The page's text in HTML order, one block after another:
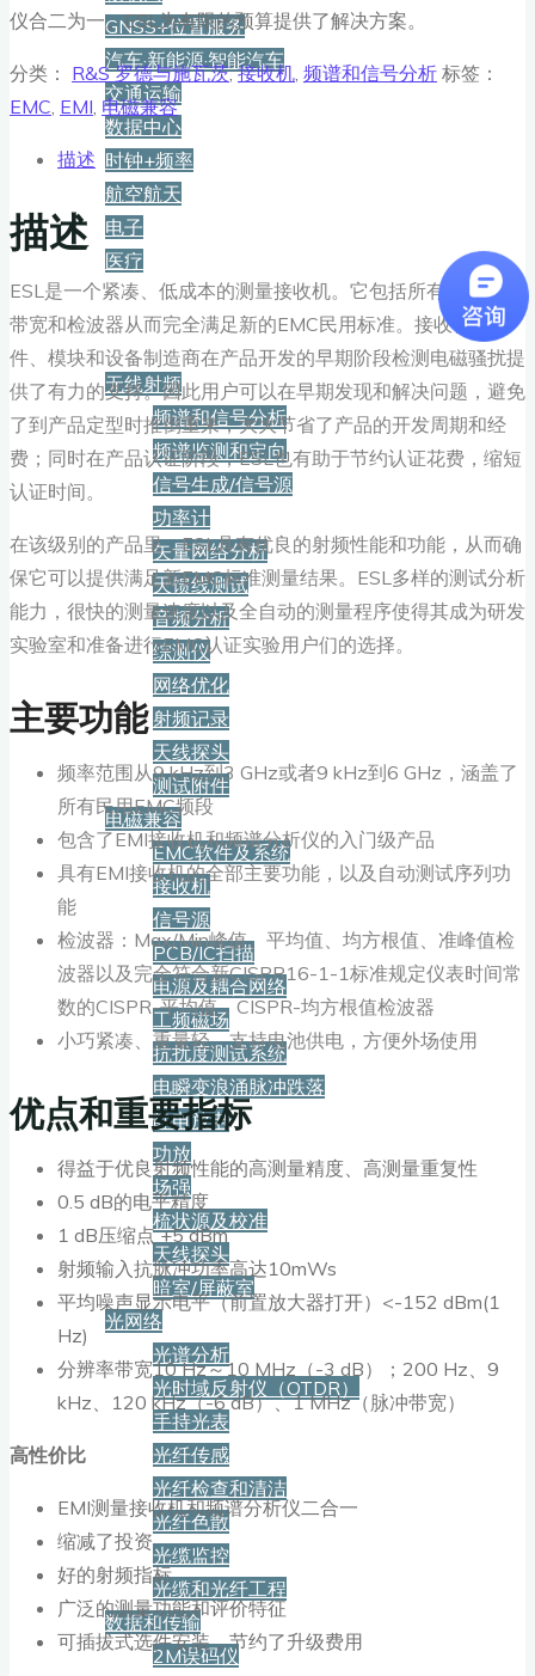
GNSS+位置服务
汽车·新能源·智能汽车
交通运输
数据中心
时钟+频率
航空航天
电子
医疗
产品
无线射频
频谱和信号分析
频谱监测和定向
信号生成/信号源
功率计
矢量网络分析
天馈线测试
音频分析
综测仪
网络优化
射频记录
天线探头
测试附件
电磁兼容
EMC软件及系统
接收机
信号源
PCB/IC扫描
电源及耦合网络
工频磁场
抗扰度测试系统
电瞬变浪涌脉冲跌落
静电放电
功放
场强
梳状源及校准
天线探头
暗室/屏蔽室
光网络
光谱分析
光时域反射仪（OTDR）
手持光表
光纤传感
光纤检查和清洁
光纤色散
光缆监控
光缆和光纤工程
数据和传输
2M误码仪
仪合二为一。ESL为有限的预算提供了解决方案。
分类： R&S 罗德与施瓦茨,接收机 频谱和信号分析 标签：
EMC EMI 电磁兼容
描述
描述
ESL是一个紧凑、低成本的测量接收机。它包括所有的功能、
带宽和检波器从而完全满足新的EMC民用标准。接收机为元
件、模块和设备制造商在产品开发的早期阶段检测电磁骚扰提
供了有力的支持。因此用户可以在早期发现和解决问题，避免
了到产品定型时推倒重来，大大节省了产品的开发周期和经
费；同时在产品认证阶段，ESL也有助于节约认证花费，缩短
认证时间。
在该级别的产品里，ESL具有优良的射频性能和功能，从而确
保它可以提供满足新EMC标准测量结果。ESL多样的测试分析
能力，很快的测量速度以及全自动的测量程序使得其成为研发
实验室和准备进行EMC认证实验用户们的选择。
主要功能
频率范围从9 kHz到3 GHz或者9 kHz到6 GHz，涵盖了
所有民用EMC频段
包含了EMI接收机和频谱分析仪的入门级产品
具有EMI接收机的全部主要功能，以及自动测试序列功
能
检波器：Max/Min峰值、平均值、均方根值、准峰值检
波器以及完全符合新CISPR16-1-1标准规定仪表时间常
数的CISPR-平均值，CISPR-均方根值检波器
小巧紧凑、重量轻、支持电池供电，方便外场使用
优点和重要指标
得益于优良射频性能的高测量精度、高测量重复性
0.5 dB的电平精度
1 dB压缩点 +5 dBm
射频输入抗脉冲功率高达10mWs
平均噪声显示电平（前置放大器打开）<-152 dBm(1
Hz)
分辨率带宽10 Hz～10 MHz（-3 dB）；200 Hz、9
kHz、120 kHz（-6 dB）、1 MHz（脉冲带宽）
高性价比
EMI测量接收机和频谱分析仪二合一
缩减了投资
好的射频指标
广泛的测量功能和评价特征
可插拔式选件安装，节约了升级费用